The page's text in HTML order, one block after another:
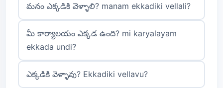
మనం ఎక్కడికి వెళ్ళాలి? manam ekkadiki vellali?
మీ కార్యాలయం ఎక్కడ ఉంది? mi karyalayam
ekkada undi?
ఎక్కడికి వెళ్ళావు? Ekkadiki vellavu?